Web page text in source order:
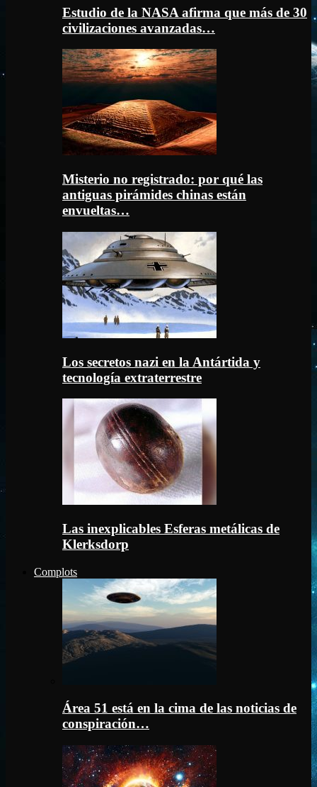
Estudio de la NASA afirma que más de 30
civilizaciones avanzadas…
Misterio no registrado: por qué las
antiguas pirámides chinas están
envueltas…
Los secretos nazi en la Antártida y
tecnología extraterrestre
Las inexplicables Esferas metálicas de
Klerksdorp
Complots
Área 51 está en la cima de las noticias de
conspiración…